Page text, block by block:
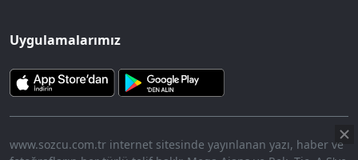
Uygulamalarımız
www.sozcu.com.tr internet sitesinde yayınlanan yazı, haber ve